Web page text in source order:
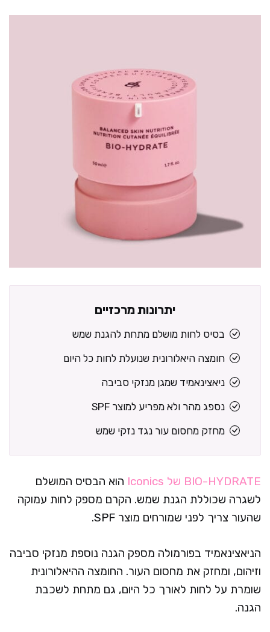
יתרונות מרכזיים
בסיס לחות מושלם מתחת להגנת שמש
חומצה היאלורונית שנועלת לחות כל היום
ניאצינאמיד שמגן מנזקי סביבה
נספג מהר ולא מפריע למוצר SPF
מחזק מחסום עור נגד נזקי שמש
BIO-HYDRATE של Iconics
הוא הבסיס המושלם
לשגרה שכוללת הגנת שמש. הקרם מספק לחות עמוקה
שהעור צריך לפני שמורחים מוצר SPF.
הניאצינאמיד בפורמולה מספק הגנה נוספת מנזקי סביבה
וזיהום, ומחזק את מחסום העור. החומצה ההיאלורונית
שומרת על לחות לאורך כל היום, גם מתחת לשכבת
הגנה.